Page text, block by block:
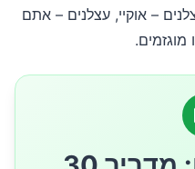
– אוקיי, עצלנים – אתם